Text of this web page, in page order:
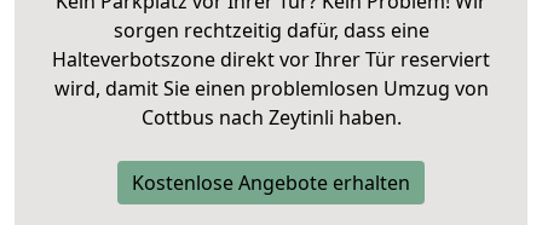
sorgen rechtzeitig dafür, dass eine
Halteverbotszone direkt vor Ihrer Tür reserviert
wird, damit Sie einen problemlosen Umzug von
Cottbus nach Zeytinli haben.
Kostenlose Angebote erhalten